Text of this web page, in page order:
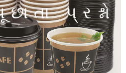
પ્રશ્નો